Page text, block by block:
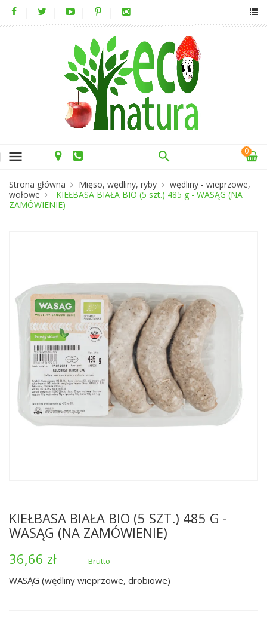
menu 0
Strona główna Mięso, wędliny, ryby
wędliny - wieprzowe,
wołowe
KIEŁBASA BIAŁA BIO (5 szt.) 485 g - WASĄG (NA
ZAMÓWIENIE)
KIEŁBASA BIAŁA BIO (5 SZT.) 485 G -
WASĄG (NA ZAMÓWIENIE)
36,66 zł
Brutto
WASĄG (wędliny wieprzowe, drobiowe)